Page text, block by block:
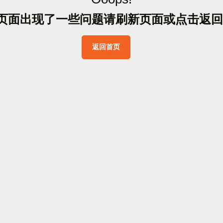
面出现了一些问题请刷新页面或点击返 回
返回首页